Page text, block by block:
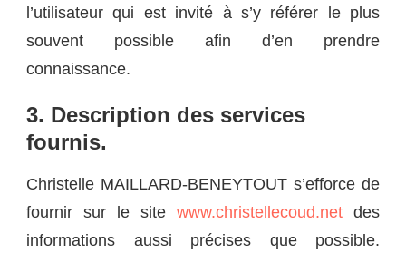
l’utilisateur qui est invité à s’y référer le plus
souvent possible afin d’en prendre
connaissance.
3. Description des services
fournis.
Christelle MAILLARD-BENEYTOUT s’efforce de
fournir sur le site www.christellecoud.net des
informations aussi précises que possible.